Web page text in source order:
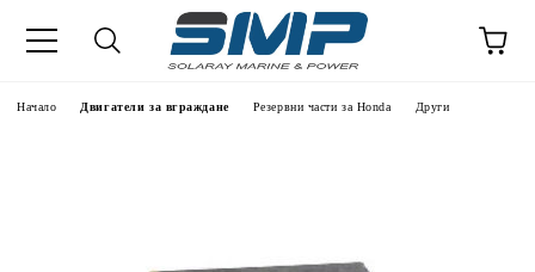
Начало Двигатели за вграждане Резервни части за Honda Други